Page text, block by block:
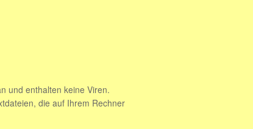
und enthalten keine Viren.
die auf Ihrem Rechner